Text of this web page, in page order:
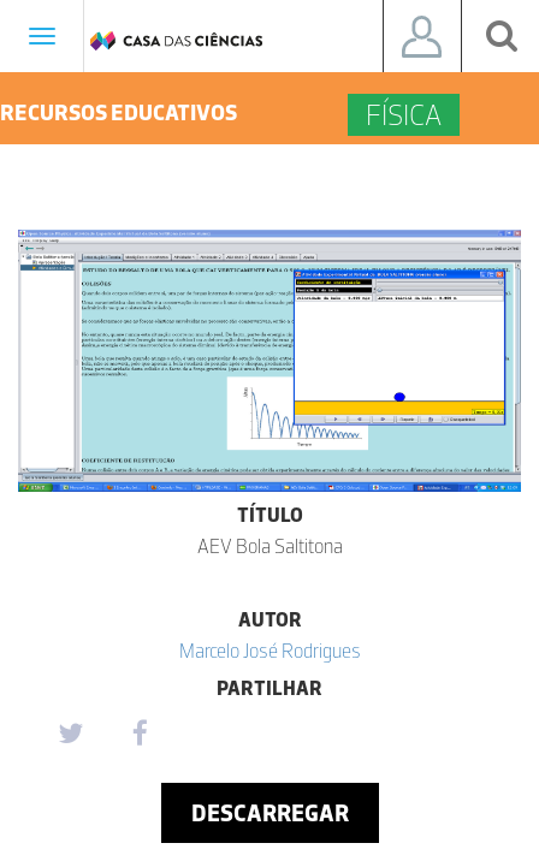
Toggle
RECURSOS EDUCATIVOS FÍSICA
TÍTULO
AEV Bola Saltitona
AUTOR
Marcelo José Rodrigues
PARTILHAR
DESCARREGAR